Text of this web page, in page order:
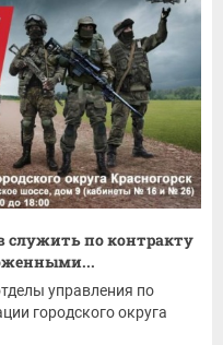
служить по контракту
управления по
городского округа